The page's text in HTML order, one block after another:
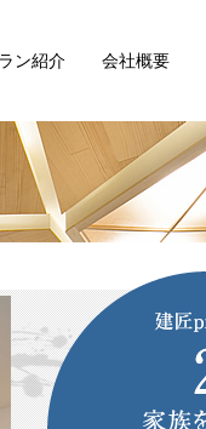
ン紹介 会社概要